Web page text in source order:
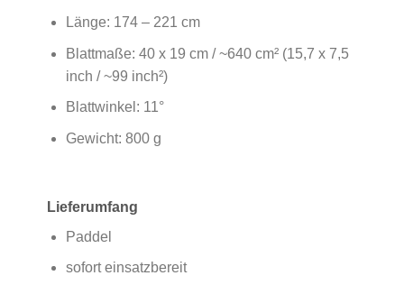
Länge: 174 – 221 cm
Blattmaße: 40 x 19 cm / ~640 cm² (15,7 x 7,5
inch / ~99 inch²)
Blattwinkel: 11°
Gewicht: 800 g
Lieferumfang
Paddel
sofort einsatzbereit